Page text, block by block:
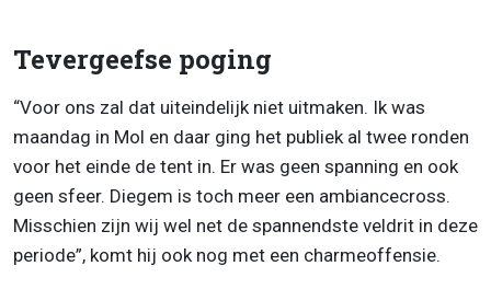
Tevergeefse poging
“Voor ons zal dat uiteindelijk niet uitmaken. Ik was
maandag in Mol en daar ging het publiek al twee ronden
voor het einde de tent in. Er was geen spanning en ook
geen sfeer. Diegem is toch meer een ambiancecross.
Misschien zijn wij wel net de spannendste veldrit in deze
periode”, komt hij ook nog met een charmeoffensie.